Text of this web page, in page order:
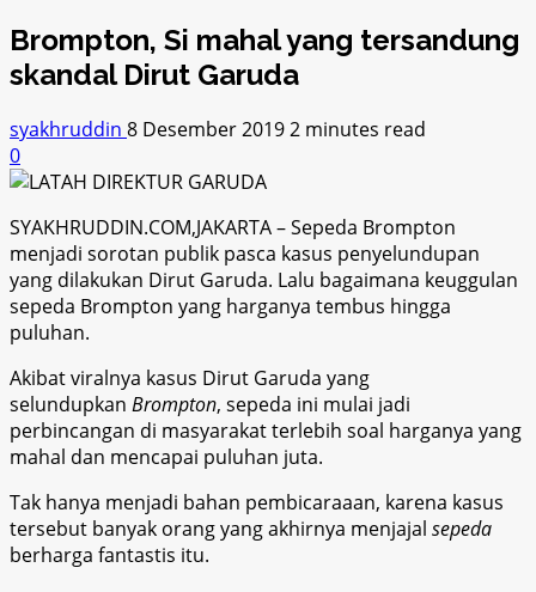
Brompton, Si mahal yang tersandung
skandal Dirut Garuda
syakhruddin 8 Desember 20192 minutes read
0
SYAKHRUDDIN.COM,JAKARTA – Sepeda Brompton
menjadi sorotan publik pasca kasus penyelundupan
yang dilakukan Dirut Garuda. Lalu bagaimana keuggulan
sepeda Brompton yang harganya tembus hingga
puluhan.
Akibat viralnya kasus Dirut Garuda yang
selundupkan Brompton, sepeda ini mulai jadi
perbincangan di masyarakat terlebih soal harganya yang
mahal dan mencapai puluhan juta.
Tak hanya menjadi bahan pembicaraaan, karena kasus
tersebut banyak orang yang akhirnya menjajal sepeda
berharga fantastis itu.